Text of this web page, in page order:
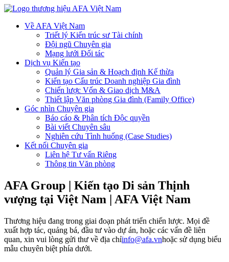
Về AFA Việt Nam
Triết lý Kiến trúc sư Tài chính
Đội ngũ Chuyên gia
Mạng lưới Đối tác
Dịch vụ Kiến tạo
Quản lý Gia sản & Hoạch định Kế thừa
Kiến tạo Cấu trúc Doanh nghiệp Gia đình
Chiến lược Vốn & Giao dịch M&A
Thiết lập Văn phòng Gia đình (Family Office)
Góc nhìn Chuyên gia
Báo cáo & Phân tích Độc quyền
Bài viết Chuyên sâu
Nghiên cứu Tình huống (Case Studies)
Kết nối Chuyên gia
Liên hệ Tư vấn Riêng
Thông tin Văn phòng
AFA Group | Kiến tạo Di sản Thịnh
vượng tại Việt Nam | AFA Việt Nam
Thương hiệu đang trong giai đoạn phát triển chiến lược. Mọi đề
xuất hợp tác, quảng bá, đầu tư vào dự án, hoặc các vấn đề liên
quan, xin vui lòng gửi thư về địa chỉinfo@afa.vnhoặc sử dụng biểu
mẫu chuyên biệt phía dưới.